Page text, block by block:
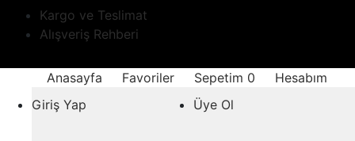
Kargo ve Teslimat
Alışveriş Rehberi
Anasayfa Favoriler Sepetim 0
Hesabım
Giriş Yap
Üye Ol